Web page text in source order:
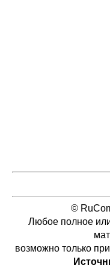
©
Любое полное
возможно только